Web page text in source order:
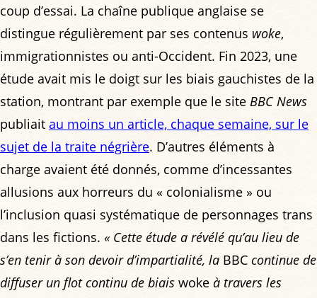
coup d’essai. La chaîne publique anglaise se
distingue régulièrement par ses contenus woke,
immigrationnistes ou anti-Occident. Fin 2023, une
étude avait mis le doigt sur les biais gauchistes de la
station, montrant par exemple que le site BBC News
publiait au moins un article, chaque semaine, sur le
sujet de la traite négrière. D’autres éléments à
charge avaient été donnés, comme d’incessantes
allusions aux horreurs du « colonialisme » ou
l’inclusion quasi systématique de personnages trans
dans les fictions. « Cette étude a révélé qu’au lieu de
s’en tenir à son devoir d’impartialité, la BBC continue de
diffuser un flot continu de biais woke à travers les